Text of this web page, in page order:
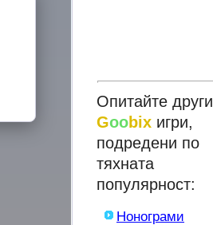
Опитайте други
Goobix игри,
подредени по
тяхната
популярност:
Нонограми